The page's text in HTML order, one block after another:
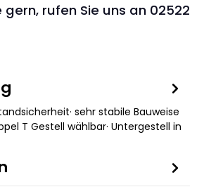
rufen Sie uns an 02522
sehr stabile Bauweise
T Gestell wählbar· Untergestell in